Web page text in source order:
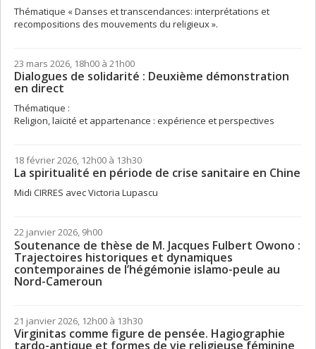
Thématique « Danses et transcendances: interprétations et
recompositions des mouvements du religieux ».
23 mars 2026, 18h00 à 21h00
Dialogues de solidarité : Deuxième démonstration
en direct
Thématique :
Religion, laïcité et appartenance : expérience et perspectives
18 février 2026, 12h00 à 13h30
La spiritualité en période de crise sanitaire en Chine
Midi CIRRES avec Victoria Lupascu
22 janvier 2026, 9h00
Soutenance de thèse de M. Jacques Fulbert Owono :
Trajectoires historiques et dynamiques
contemporaines de l’hégémonie islamo-peule au
Nord-Cameroun
21 janvier 2026, 12h00 à 13h30
Virginitas comme figure de pensée. Hagiographie
tardo-antique et formes de vie religieuse féminine